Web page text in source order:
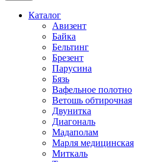
Каталог
Авизент
Байка
Бельтинг
Брезент
Парусина
Бязь
Вафельное полотно
Ветошь обтирочная
Двунитка
Диагональ
Мадаполам
Марля медицинская
Миткаль